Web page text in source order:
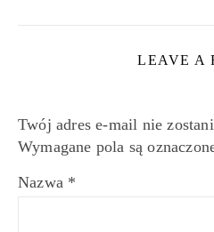
LEAVE A
Twój adres e-mail nie
Wymagane pola są
Nazwa *